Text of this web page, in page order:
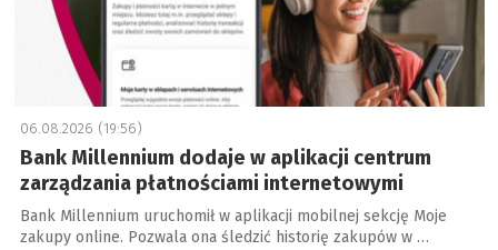
06.08.2026 (19:56)
Bank Millennium dodaje w aplikacji centrum
zarządzania płatnościami internetowymi
Bank Millennium uruchomił w aplikacji mobilnej sekcję Moje
zakupy online. Pozwala ona śledzić historię zakupów w …